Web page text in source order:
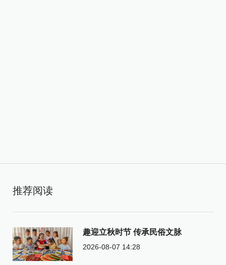
推荐阅读
趣迎立秋时节 传承民俗文脉
2026-08-07 14:28